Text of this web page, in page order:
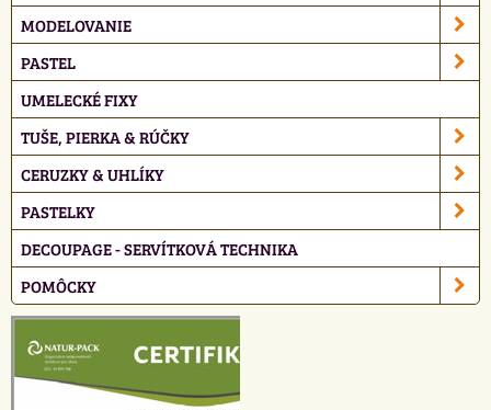
MODELOVANIE
PASTEL
UMELECKÉ FIXY
TUŠE, PIERKA & RÚČKY
CERUZKY & UHLÍKY
PASTELKY
DECOUPAGE - SERVÍTKOVÁ TECHNIKA
POMÔCKY